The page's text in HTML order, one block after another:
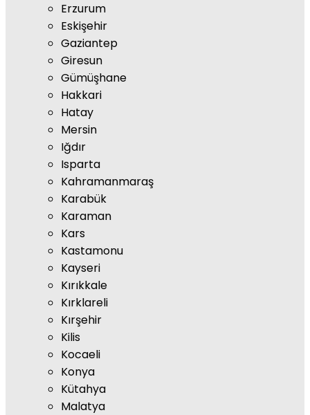
Erzurum
Eskişehir
Gaziantep
Giresun
Gümüşhane
Hakkari
Hatay
Mersin
Iğdır
Isparta
Kahramanmaraş
Karabük
Karaman
Kars
Kastamonu
Kayseri
Kırıkkale
Kırklareli
Kırşehir
Kilis
Kocaeli
Konya
Kütahya
Malatya